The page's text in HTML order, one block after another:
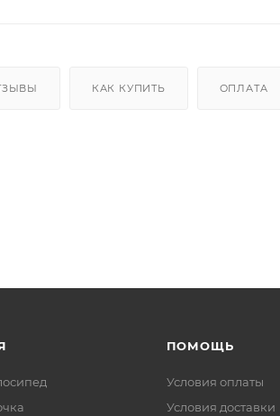
КАК КУПИТЬ ОПЛАТА
ПОМОЩЬ
Условия оплаты
Условия доставки